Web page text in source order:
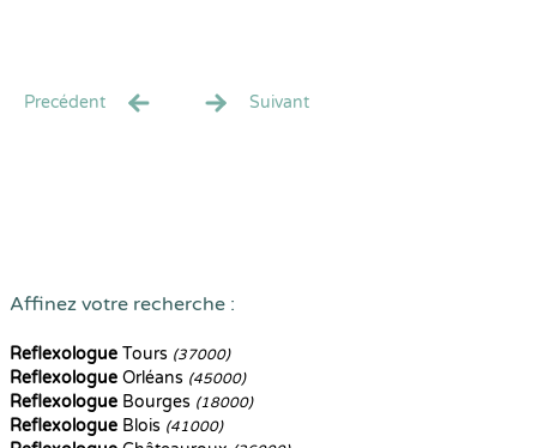
Precédent Suivant
Affinez votre recherche :
Reflexologue Tours (37000)
Reflexologue Orléans (45000)
Reflexologue Bourges (18000)
Reflexologue Blois (41000)